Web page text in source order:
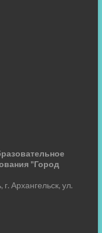
"Город
Архангельск, ул.